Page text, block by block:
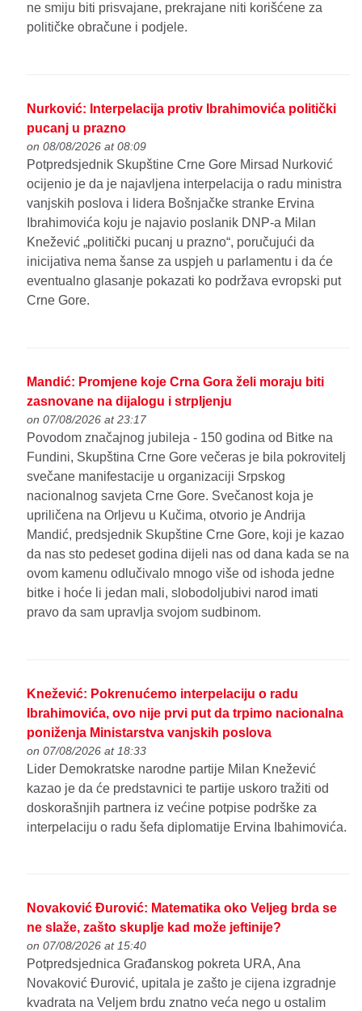
ne smiju biti prisvajane, prekrajane niti korišćene za
političke obračune i podjele.
Nurković: Interpelacija protiv Ibrahimovića politički
pucanj u prazno
on 08/08/2026 at 08:09
Potpredsjednik Skupštine Crne Gore Mirsad Nurković
ocijenio je da je najavljena interpelacija o radu ministra
vanjskih poslova i lidera Bošnjačke stranke Ervina
Ibrahimovića koju je najavio poslanik DNP-a Milan
Knežević „politički pucanj u prazno“, poručujući da
inicijativa nema šanse za uspjeh u parlamentu i da će
eventualno glasanje pokazati ko podržava evropski put
Crne Gore.
Mandić: Promjene koje Crna Gora želi moraju biti
zasnovane na dijalogu i strpljenju
on 07/08/2026 at 23:17
Povodom značajnog jubileja - 150 godina od Bitke na
Fundini, Skupština Crne Gore večeras je bila pokrovitelj
svečane manifestacije u organizaciji Srpskog
nacionalnog savjeta Crne Gore. Svečanost koja je
upriličena na Orljevu u Kučima, otvorio je Andrija
Mandić, predsjednik Skupštine Crne Gore, koji je kazao
da nas sto pedeset godina dijeli nas od dana kada se na
ovom kamenu odlučivalo mnogo više od ishoda jedne
bitke i hoće li jedan mali, slobodoljubivi narod imati
pravo da sam upravlja svojom sudbinom.
Knežević: Pokrenućemo interpelaciju o radu
Ibrahimovića, ovo nije prvi put da trpimo nacionalna
poniženja Ministarstva vanjskih poslova
on 07/08/2026 at 18:33
Lider Demokratske narodne partije Milan Knežević
kazao je da će predstavnici te partije uskoro tražiti od
doskorašnjih partnera iz većine potpise podrške za
interpelaciju o radu šefa diplomatije Ervina Ibahimovića.
Novaković Đurović: Matematika oko Veljeg brda se
ne slaže, zašto skuplje kad može jeftinije?
on 07/08/2026 at 15:40
Potpredsjednica Građanskog pokreta URA, Ana
Novaković Đurović, upitala je zašto je cijena izgradnje
kvadrata na Veljem brdu znatno veća nego u ostalim